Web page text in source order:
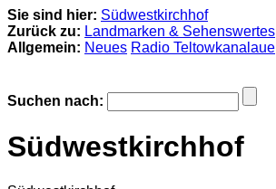
Sie sind hier: Südwestkirchhof
Zurück zu: Landmarken & Sehenswertes
Allgemein: Neues Radio Teltowkanalaue
Suchen nach:
Südwestkirchhof